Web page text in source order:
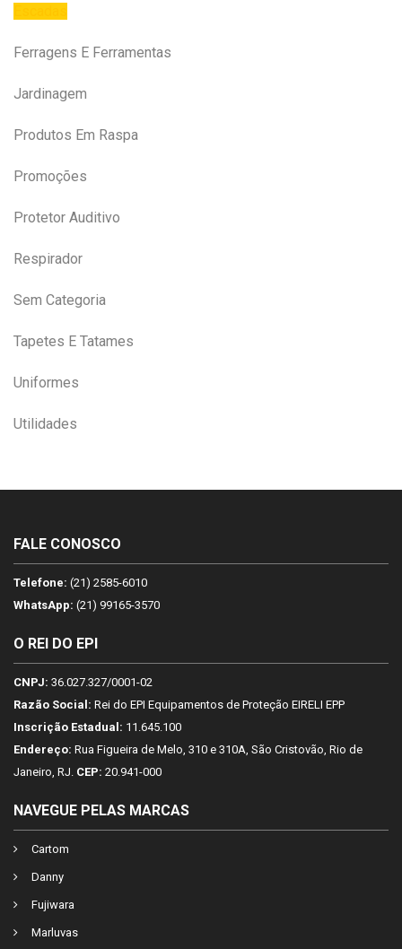
Ferragens E Ferramentas
Jardinagem
Produtos Em Raspa
Promoções
Protetor Auditivo
Respirador
Sem Categoria
Tapetes E Tatames
Uniformes
Utilidades
FALE CONOSCO
Telefone: (21) 2585-6010
WhatsApp: (21) 99165-3570
O REI DO EPI
CNPJ: 36.027.327/0001-02
Razão Social: Rei do EPI Equipamentos de Proteção EIRELI EPP
Inscrição Estadual: 11.645.100
Endereço: Rua Figueira de Melo, 310 e 310A, São Cristovão, Rio de
Janeiro, RJ. CEP: 20.941-000
NAVEGUE PELAS MARCAS
Cartom
Danny
Fujiwara
Marluvas